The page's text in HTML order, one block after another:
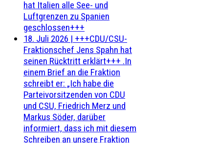
hat Italien alle See- und
Luftgrenzen zu Spanien
geschlossen+++
18. Juli 2026 | +++CDU/CSU-
Fraktionschef Jens Spahn hat
seinen Rücktritt erklärt+++ .In
einem Brief an die Fraktion
schreibt er: „Ich habe die
Parteivorsitzenden von CDU
und CSU, Friedrich Merz und
Markus Söder, darüber
informiert, dass ich mit diesem
Schreiben an unsere Fraktion